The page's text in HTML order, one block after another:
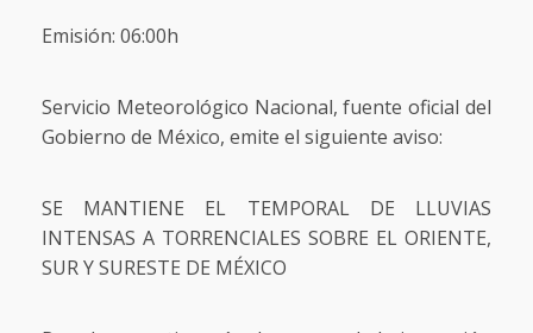
Emisión: 06:00h
Servicio Meteorológico Nacional, fuente oficial del
Gobierno de México, emite el siguiente aviso:
SE MANTIENE EL TEMPORAL DE LLUVIAS
INTENSAS A TORRENCIALES SOBRE EL ORIENTE,
SUR Y SURESTE DE MÉXICO